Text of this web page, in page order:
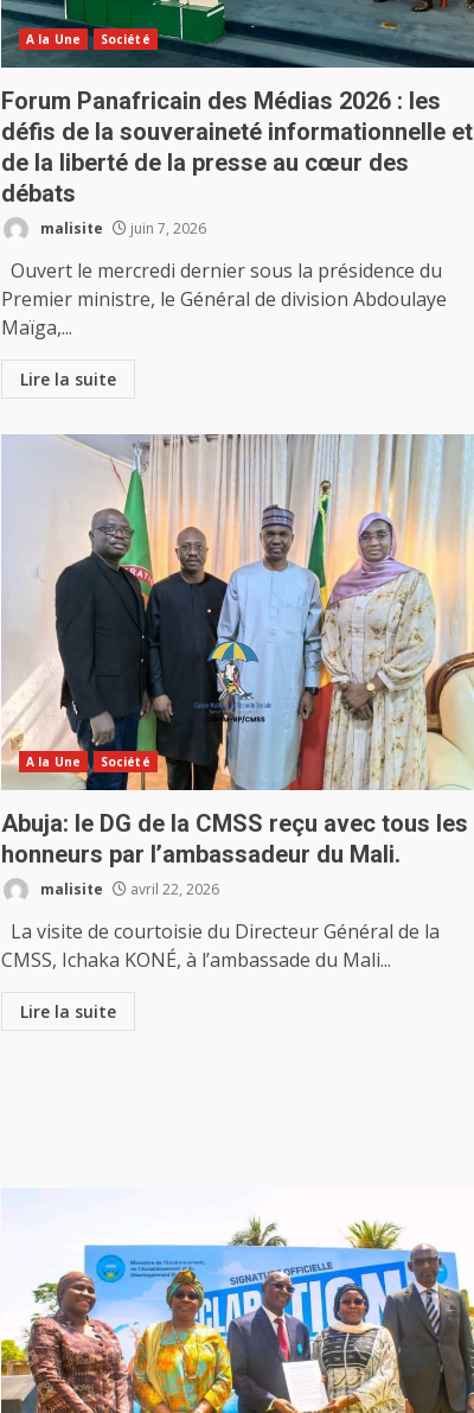
A la Une Société
Forum Panafricain des Médias 2026 : les
défis de la souveraineté informationnelle et
de la liberté de la presse au cœur des
débats
malisite juin 7, 2026
Ouvert le mercredi dernier sous la présidence du
Premier ministre, le Général de division Abdoulaye
Maïga,...
Lire la suite
A la Une Société
Abuja: le DG de la CMSS reçu avec tous les
honneurs par l’ambassadeur du Mali.
malisite avril 22, 2026
La visite de courtoisie du Directeur Général de la
CMSS, Ichaka KONÉ, à l’ambassade du Mali...
Lire la suite